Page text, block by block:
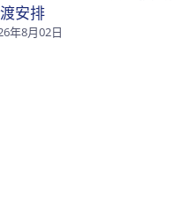
安排
年8月02日